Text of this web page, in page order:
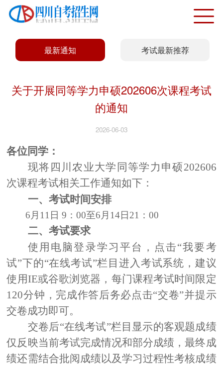
最新通知 考试最新推荐
关于开展同等学力申硕202606次课程考试
的通知
2026-06-03
各位同学：
现将四川农业大学同等学力申硕202606
次课程考试相关工作通知如下：
一、考试时间安排
6月11日 9：00至6月14日21：00
二、考试要求
使用电脑登录学习平台，点击“我要考
试”下的“在线考试”栏目进入考试系统，建议
使用IE或谷歌浏览器，每门课程考试时间限定
120分钟，完成作答后务必点击“交卷”并提示
交卷成功即可。
交卷后“在线考试”栏目显示的客观题成绩
仅反映当前考试完成情况和部分成绩，最终成
绩还需结合批阅成绩以及学习过程性考核成绩